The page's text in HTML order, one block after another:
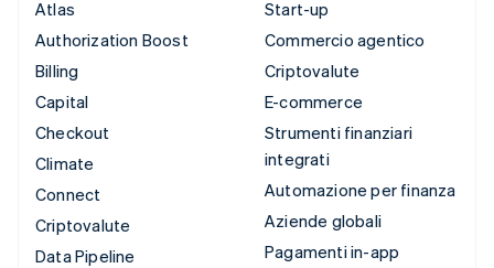
Atlas
Authorization Boost
Billing
Capital
Checkout
Climate
Connect
Criptovalute
Data Pipeline
Start-up
Commercio agentico
Criptovalute
E-commerce
Strumenti finanziari
integrati
Automazione per finanza
Aziende globali
Pagamenti in-app